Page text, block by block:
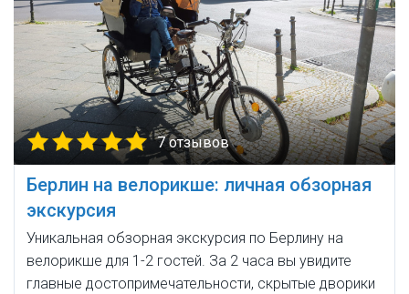
7 отзывов
Берлин на велорикше: личная обзорная
экскурсия
Уникальная обзорная экскурсия по Берлину на
велорикше для 1-2 гостей. За 2 часа вы увидите
главные достопримечательности, скрытые дворики